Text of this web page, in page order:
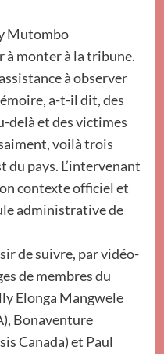
Mutombo
à monter à la tribune.
à observer
a-t-il dit, des
delà et des victimes
voilà trois
du pays. L’intervenant
contexte officiel et
administrative de
de suivre, par vidéo-
de membres du
Elonga Mangwele
Bonaventure
Canada) et Paul